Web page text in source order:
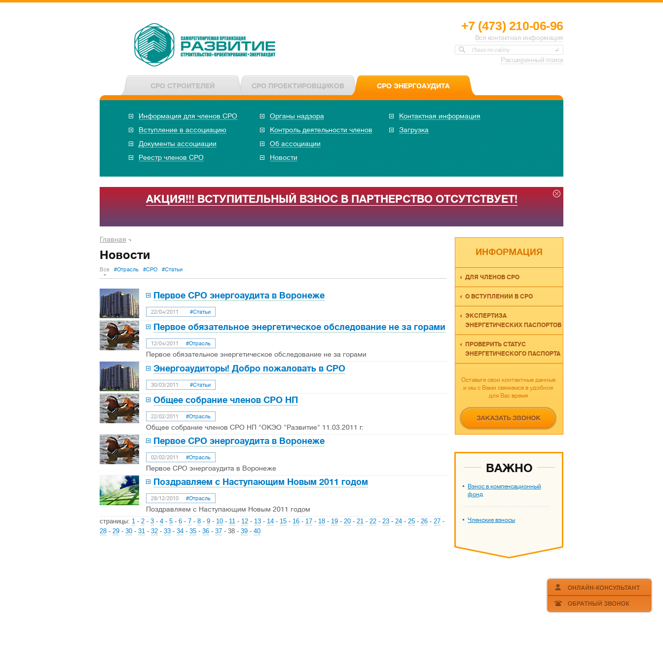
+7 (473) 210-06-96
Вся контактная информация
Поиск по сайту
Расширенный поиск
СРО СТРОИТЕЛЕЙ СРО ПРОЕКТИРОВЩИКОВ СРО ЭНЕРГОАУДИТА
Информация для членов СРО
Вступление в ассоциацию
Документы ассоциации
Реестр членов СРО
Органы надзора
Контроль деятельности членов
Об ассоциации
Новости
Контактная информация
Загрузка
АКЦИЯ!!! ВСТУПИТЕЛЬНЫЙ ВЗНОС В ПАРТНЕРСТВО ОТСУТСТВУЕТ!
ДЛЯ ЧЛЕНОВ СРО
О ВСТУПЛЕНИИ В СРО
ЭКСПЕРТИЗА
ЭНЕРГЕТИЧЕСКИХ ПАСПОРТОВ
ПРОВЕРИТЬ СТАТУС
ЭНЕРГЕТИЧЕСКОГО ПАСПОРТА
Оставьте свои контактные данные
и мы с Вами свяжемся в удобное
для Вас время
ВАЖНО
Взнос в компенсационный
фонд
Членские взносы
Главная
Новости
Все #Отрасль #СРО #Статьи
Первое СРО энергоаудита в Воронеже
22/04/2011 #Статьи
Первое обязательное энергетическое обследование не за горами
12/04/2011 #Отрасль
Первое обязательное энергетическое обследование не за горами
Энергоаудиторы! Добро пожаловать в СРО
30/03/2011 #Статьи
Общее собрание членов СРО НП
22/02/2011 #Отрасль
Общее собрание членов СРО НП "ОКЭО "Развитие" 11.03.2011 г.
Первое СРО энергоаудита в Воронеже
02/02/2011 #Отрасль
Первое СРО энергоаудита в Воронеже
Поздравляем с Наступающим Новым 2011 годом
28/12/2010 #Отрасль
Поздравляем с Наступающим Новым 2011 годом
страницы: 1 - 2 - 3 - 4 - 5 - 6 - 7 - 8 - 9 - 10 - 11 - 12 - 13 - 14 - 15 - 16 - 17 - 18 - 19 - 20 - 21 - 22 - 23 - 24 - 25 - 26 - 27 -
28 - 29 - 30 - 31 - 32 - 33 - 34 - 35 - 36 - 37 - 38 - 39 - 40